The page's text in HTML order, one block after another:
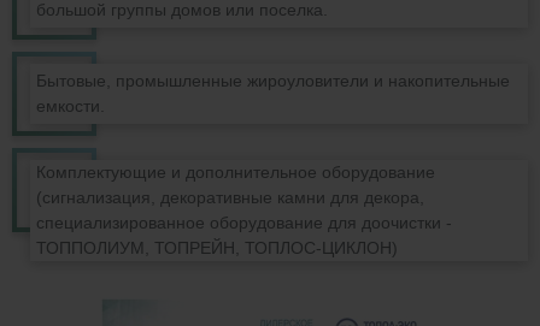
большой группы домов или поселка.
Бытовые, промышленные жироуловители и накопительные
емкости.
Комплектующие и дополнительное оборудование
(сигнализация, декоративные камни для декора,
специализированное оборудование для доочистки -
ТОППОЛИУМ, ТОПРЕЙН, ТОПЛОС-ЦИКЛОН)